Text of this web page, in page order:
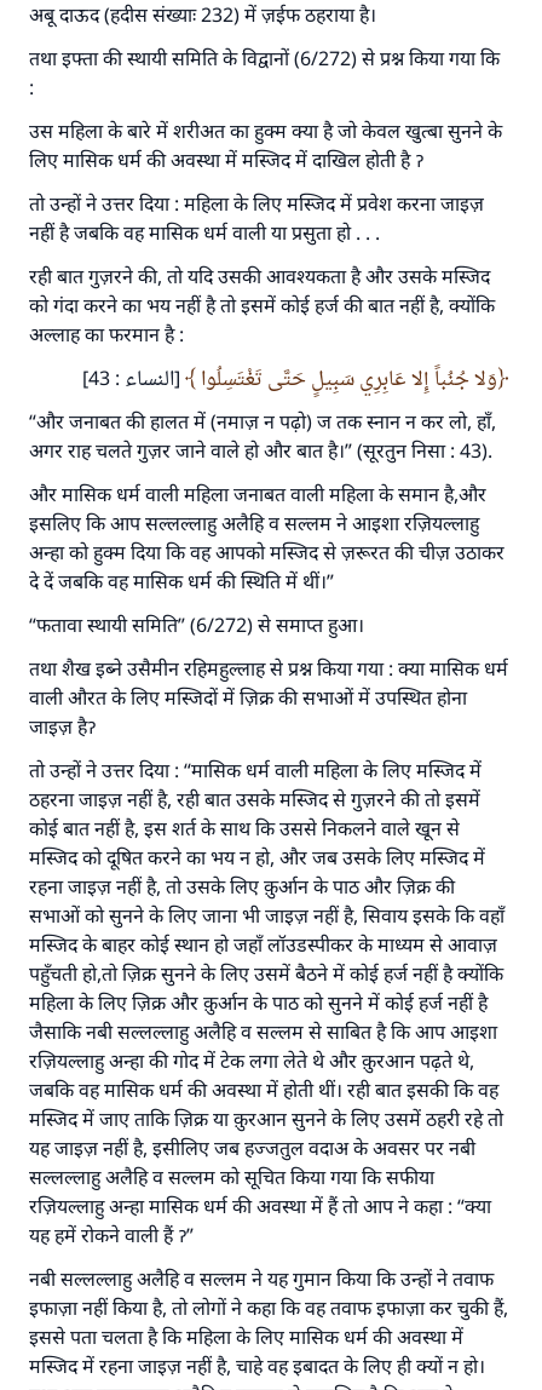
अबू दाऊद (हदीस संख्याः 232) में ज़ईफ ठहराया है।
तथा इफ्ता की स्थायी समिति के विद्वानों (6/272) से प्रश्न किया गया कि
:
उस महिला के बारे में शरीअत का हुक्म क्या है जो केवल खुत्बा सुनने के
लिए मासिक धर्म की अवस्था में मस्जिद में दाखिल होती है ॽ
तो उन्हों ने उत्तर दिया : महिला के लिए मस्जिद में प्रवेश करना जाइज़
नहीं है जबकि वह मासिक धर्म वाली या प्रसुता हो . . .
रही बात गुज़रने की, तो यदि उसकी आवश्यकता है और उसके मस्जिद
को गंदा करने का भय नहीं है तो इसमें कोई हर्ज की बात नहीं है, क्योंकि
अल्लाह का फरमान है :
وَلا جُنُباً إِلا عَابِرِي سَبِيلٍ حَتَّى تَغْتَسِلُوا
[النساء : 43]
“और जनाबत की हालत में (नमाज़ न पढ़ो) ज तक स्नान न कर लो, हाँ,
अगर राह चलते गुज़र जाने वाले हो और बात है।” (सूरतुन निसा : 43).
और मासिक धर्म वाली महिला जनाबत वाली महिला के समान है,और
इसलिए कि आप सल्लल्लाहु अलैहि व सल्लम ने आइशा रज़ियल्लाहु
अन्हा को हुक्म दिया कि वह आपको मस्जिद से ज़रूरत की चीज़ उठाकर
दे दें जबकि वह मासिक धर्म की स्थिति में थीं।”
“फतावा स्थायी समिति” (6/272) से समाप्त हुआ।
तथा शैख इब्ने उसैमीन रहिमहुल्लाह से प्रश्न किया गया : क्या मासिक धर्म
वाली औरत के लिए मस्जिदों में ज़िक्र की सभाओं में उपस्थित होना
जाइज़ हैॽ
तो उन्हों ने उत्तर दिया : “मासिक धर्म वाली महिला के लिए मस्जिद में
ठहरना जाइज़ नहीं है, रही बात उसके मस्जिद से गुज़रने की तो इसमें
कोई बात नहीं है, इस शर्त के साथ कि उससे निकलने वाले खून से
मस्जिद को दूषित करने का भय न हो, और जब उसके लिए मस्जिद में
रहना जाइज़ नहीं है, तो उसके लिए क़ुर्आन के पाठ और ज़िक्र की
सभाओं को सुनने के लिए जाना भी जाइज़ नहीं है, सिवाय इसके कि वहाँ
मस्जिद के बाहर कोई स्थान हो जहाँ लॉउडस्पीकर के माध्यम से आवाज़
पहुँचती हो,तो ज़िक्र सुनने के लिए उसमें बैठने में कोई हर्ज नहीं है क्योंकि
महिला के लिए ज़िक्र और क़ुर्आन के पाठ को सुनने में कोई हर्ज नहीं है
जैसाकि नबी सल्लल्लाहु अलैहि व सल्लम से साबित है कि आप आइशा
रज़ियल्लाहु अन्हा की गोद में टेक लगा लेते थे और क़ुरआन पढ़ते थे,
जबकि वह मासिक धर्म की अवस्था में होती थीं। रही बात इसकी कि वह
मस्जिद में जाए ताकि ज़िक्र या क़ुरआन सुनने के लिए उसमें ठहरी रहे तो
यह जाइज़ नहीं है, इसीलिए जब हज्जतुल वदाअ के अवसर पर नबी
सल्लल्लाहु अलैहि व सल्लम को सूचित किया गया कि सफीया
रज़ियल्लाहु अन्हा मासिक धर्म की अवस्था में हैं तो आप ने कहा : “क्या
यह हमें रोकने वाली हैं ॽ”
नबी सल्लल्लाहु अलैहि व सल्लम ने यह गुमान किया कि उन्हों ने तवाफ
इफाज़ा नहीं किया है, तो लोगों ने कहा कि वह तवाफ इफाज़ा कर चुकी हैं,
इससे पता चलता है कि महिला के लिए मासिक धर्म की अवस्था में
मस्जिद में रहना जाइज़ नहीं है, चाहे वह इबादत के लिए ही क्यों न हो।
उत्तर संख्या 110845 ने एक शादी बचाई।.
उम्मत के प्रश्नों का उत्तर देने में हमारी सहायता करें
अल्लाह के रसूल सल्लल्लाहु अलैहि व सल्लम ने फरमाया :
'जो व्यक्ति भलाई का मार्ग दर्शाए, उसके लिए उस भलाई के
करने वाले के समान प्रतिफल है।''
(मुस्लिम : 1893).